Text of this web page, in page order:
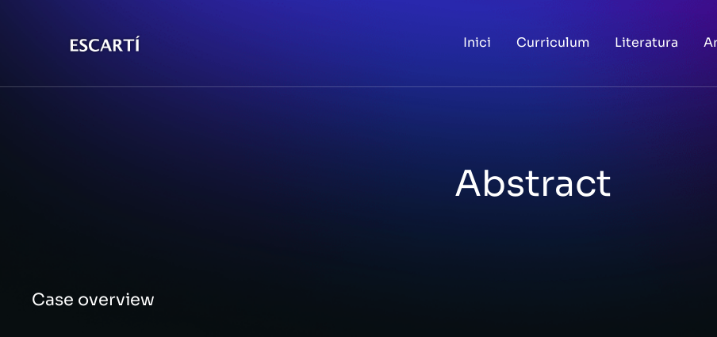
Inici Curriculum Literatura
Abstract
Case overview